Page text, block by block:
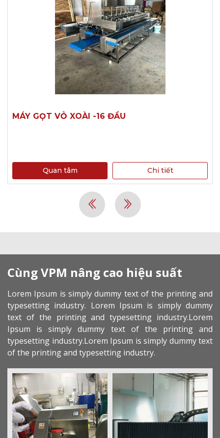
MÁY GỌT VỎ XOÀI -16 ĐẦU
Quan tâm Chi tiết
Cùng VPM nâng cao hiệu suất
Lorem Ipsum is simply dummy text of the printing and
typesetting industry. Lorem Ipsum is simply dummy
text of the printing and typesetting industry.Lorem
Ipsum is simply dummy text of the printing and
typesetting industry.Lorem Ipsum is simply dummy text
of the printing and typesetting industry.